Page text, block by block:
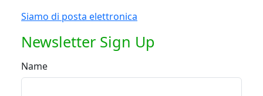
Siamo di posta elettronica
Newsletter Sign Up
Name